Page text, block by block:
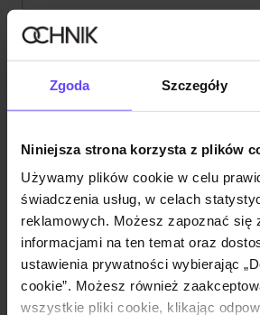
Zgoda Szczegóły
Niniejsza strona korzysta z plików
Używamy plików cookie w celu
świadczenia usług, w celach
reklamowych. Możesz zapoznać się
informacjami na ten temat oraz
ustawienia prywatności wybierając
cookie”. Możesz również
wszystkie pliki cookie, klikając
Wysyłka w 1 dzień roboczy
Opis produktu
Skład
Opinie